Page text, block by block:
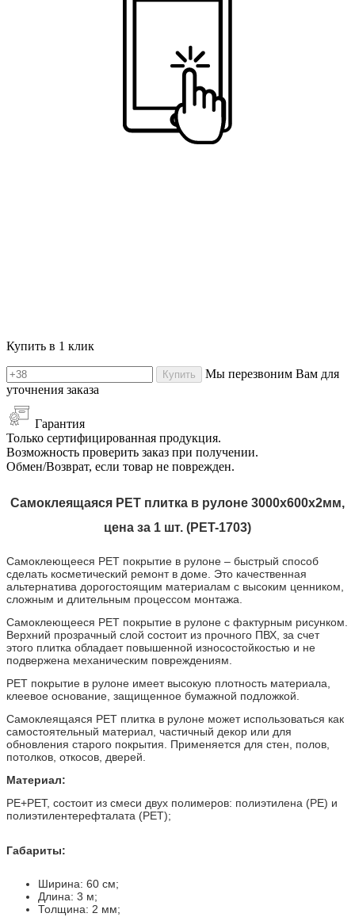
Купить в 1 клик
Купить
Мы перезвоним Вам для
уточнения заказа
Гарантия
Только сертифицированная продукция.
Возможность проверить заказ при получении.
Обмен/Возврат, если товар не поврежден.
Самоклеящаяся PET плитка в рулоне 3000х600х2мм,
цена за 1 шт. (PET-1703)
Самоклеющееся PET покрытие в рулоне – быстрый способ
сделать косметический ремонт в доме. Это качественная
альтернатива дорогостоящим материалам с высоким ценником,
сложным и длительным процессом монтажа.
Самоклеющееся PET покрытие в рулоне с фактурным рисунком.
Верхний прозрачный слой состоит из прочного ПВХ, за счет
этого плитка обладает повышенной износостойкостью и не
подвержена механическим повреждениям.
PET покрытие в рулоне имеет высокую плотность материала,
клеевое основание, защищенное бумажной подложкой.
Самоклеящаяся PET плитка в рулоне может использоваться как
самостоятельный материал, частичный декор или для
обновления старого покрытия. Применяется для стен, полов,
потолков, откосов, дверей.
Материал:
PE+PET, состоит из смеси двух полимеров: полиэтилена (PE) и
полиэтилентерефталата (PET);
Габариты:
Ширина: 60 см;
Длина: 3 м;
Толщина: 2 мм;